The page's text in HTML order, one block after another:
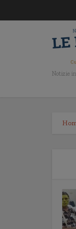
Notizie